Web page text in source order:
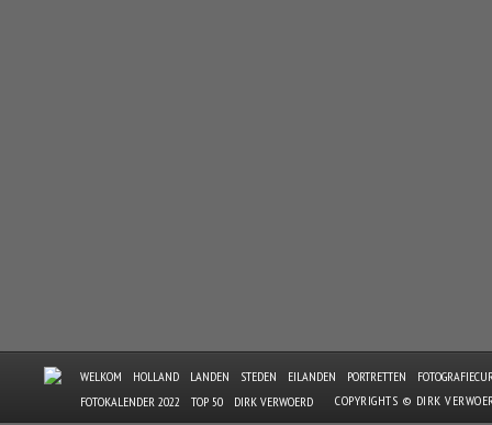
WELKOM HOLLAND LANDEN STEDEN EILANDEN PORTRETTEN
FOTOKALENDER 2022
TOP 50 DIRK VERWOERD COPYRIGHTS © DIRK